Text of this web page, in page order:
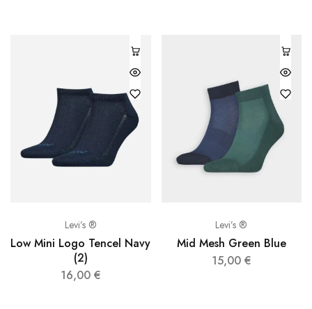
Levi’s ®
Low Mini Logo Tencel Navy
(2)
16,00 €
Levi’s ®
Mid Mesh Green Blue
15,00 €